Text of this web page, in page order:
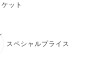
ケット
スペシャルプライス